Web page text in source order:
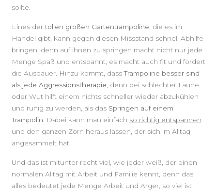
sollte.
Eines dertollen großen Gartentrampoline , die es im
Handel gibt, kann gegen diesen Missstand schnell Abhilfe
bringen, denn auf ihnen zu springen macht nicht nur jede
Menge Spaß und entspannt, es macht auch fit und fordert
die Ausdauer. Hinzu kommt, dassTrampoline besser sind
als jede Aggressionstherapie denn bei schlechter Laune
oder Wut hilft einem nichts schneller wieder abzukühlen
und ruhig zu werden, als das Springen auf einem
Trampolin . Dabei kann man einfach so richtig entspannen
und den ganzen Zorn heraus lassen, der sich im Alltag
angesammelt hat.
Und das ist mitunter recht viel, wie jeder weiß, der einen
normalen Alltag mit Arbeit und Familie kennt, denn das
alles bedeutet jede Menge Arbeit und Ärger, so viel ist